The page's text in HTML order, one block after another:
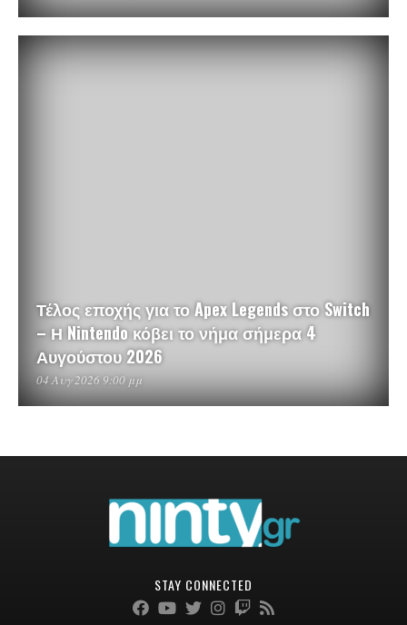
Τέλος εποχής για το Apex Legends στο Switch
– Η Nintendo κόβει το νήμα σήμερα 4
Αυγούστου 2026
04 Αυγ 2026 9:00 μμ
STAY CONNECTED